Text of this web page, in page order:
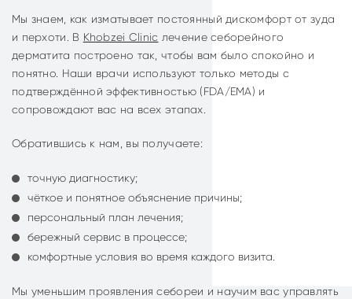
Мы знаем, как изматывает постоянный дискомфорт от зуда
и перхоти. В Khobzei Clinic лечение себорейного
дерматита построено так, чтобы вам было спокойно и
понятно. Наши врачи используют только методы с
подтверждённой эффективностью (FDA/EMA) и
сопровождают вас на всех этапах.
Обратившись к нам, вы получаете:
точную диагностику;
чёткое и понятное объяснение причины;
персональный план лечения;
бережный сервис в процессе;
комфортные условия во время каждого визита.
Мы уменьшим проявления себореи и научим вас управлять